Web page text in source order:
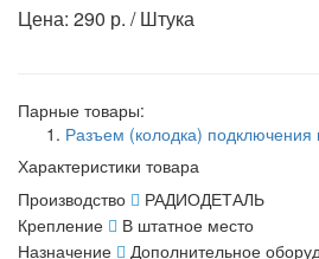
Цена: 290 р. / Штука
Парные товары:
Разъем (колодка) подключения
Характеристики товара
Производство
РАДИОДЕТАЛЬ
Крепление
В штатное место
Назначение
Дополнительное